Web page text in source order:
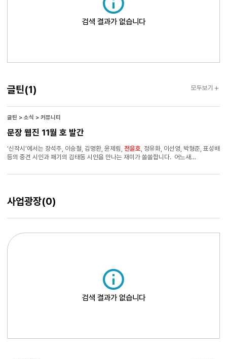
검색 결과가 없습니다
글틴(1)
글틴 > 소식 > 커뮤니티
문장 웹진 11월 호 발간
‘신작시’에서는 장석주, 이승철, 김명환, 윤제림, 전윤호 , 정유화, 이선영, 박형준, 표성배
등의 중견 시인과 패기의 김태동 시인을 만나는 재미가 쏠쏠합니다. 어느새
결심을 하고 어떤 다짐으로 올해를 시작했는지 지금은 잘 기억나지 않을 때이기도
웹진 바로가기
글틴
모두보기
사업광장(0)
검색 결과가 없습니다